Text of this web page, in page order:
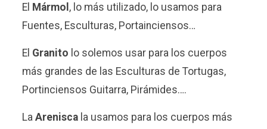
El Mármol , lo más utilizado, lo usamos para
Fuentes, Esculturas, Portainciensos…
El Granito lo solemos usar para los cuerpos
más grandes de las Esculturas de Tortugas,
Portinciensos Guitarra, Pirámides….
La Areniscala usamos para los cuerpos más